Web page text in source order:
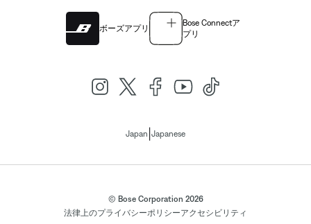
ボーズアプリ
Bose Connectア
プリ
Japan Japanese
© Bose Corporation 2026
法律上のプライバシーポリシーアクセシビリティ